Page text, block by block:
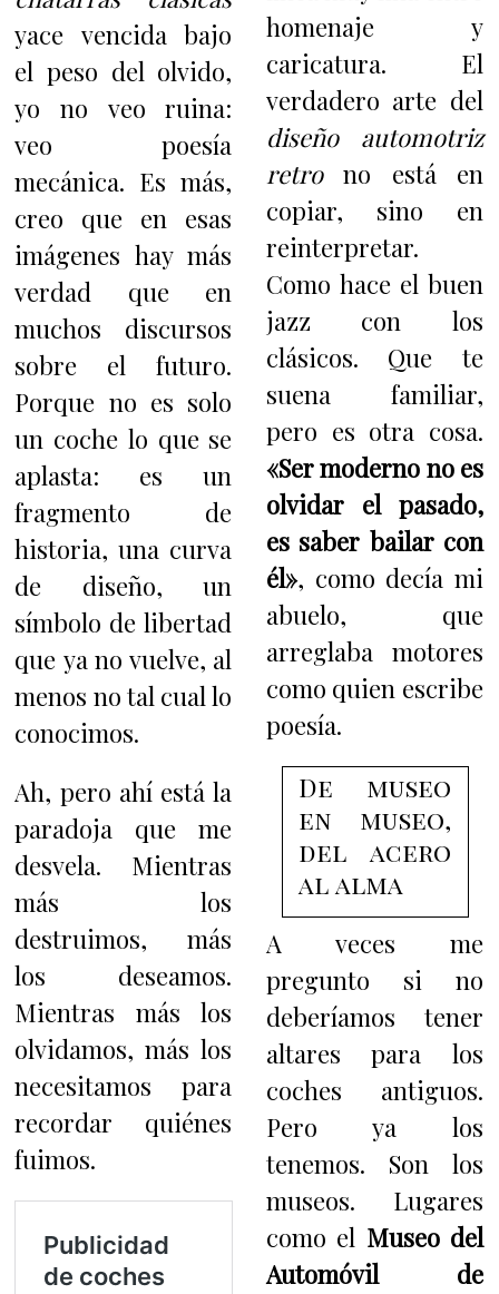
yace vencida bajo
el peso del olvido,
yo no veo ruina:
veo poesía
mecánica. Es más,
creo que en esas
imágenes hay más
verdad que en
muchos discursos
sobre el futuro.
Porque no es solo
un coche lo que se
aplasta: es un
fragmento de
historia, una curva
de diseño, un
símbolo de libertad
que ya no vuelve, al
menos no tal cual lo
conocimos.
Ah, pero ahí está la
paradoja que me
desvela. Mientras
más los
destruimos, más
los deseamos.
Mientras más los
olvidamos, más los
necesitamos para
recordar quiénes
fuimos.
homenaje y
caricatura. El
verdadero arte del
diseño automotriz
retrono está en
copiar, sino en
reinterpretar.
Como hace el buen
jazz con los
clásicos. Que te
suena familiar,
pero es otra cosa.
«Ser moderno no es
olvidar el pasado,
es saber bailar con
él», como decía mi
abuelo, que
arreglaba motores
como quien escribe
poesía.
De museo
en museo,
del acero
al alma
A veces me
pregunto si no
deberíamos tener
altares para los
coches antiguos.
Pero ya los
tenemos. Son los
museos. Lugares
como el Museo del
Automóvil de